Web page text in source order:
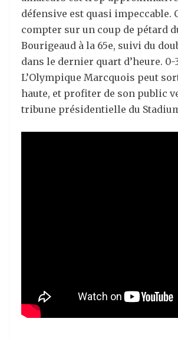
défensive est quasi impeccable.
compter sur un coup de pétard
Bourigeaud à la 65e, suivi du
dans le dernier quart d’heure. 0-
L’Olympique Marcquois peut
haute, et profiter de son public
tribune présidentielle du